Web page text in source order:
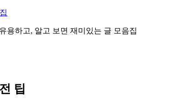
용하고, 알고 보면 재미있는 글 모음집
팁